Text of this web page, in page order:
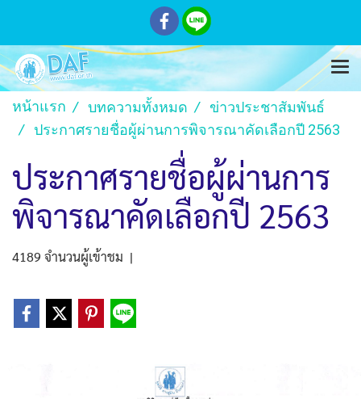
หน้าแรก บทความทั้งหมด
ข่าวประชาสัมพันธ์
ประกาศรายชื่อผู้ผ่านการพิจารณาคัดเลือกปี 2563
ประกาศรายชื่อผู้ผ่านการ
พิจารณาคัดเลือกปี 2563
4189 จำนวนผู้เข้าชม |